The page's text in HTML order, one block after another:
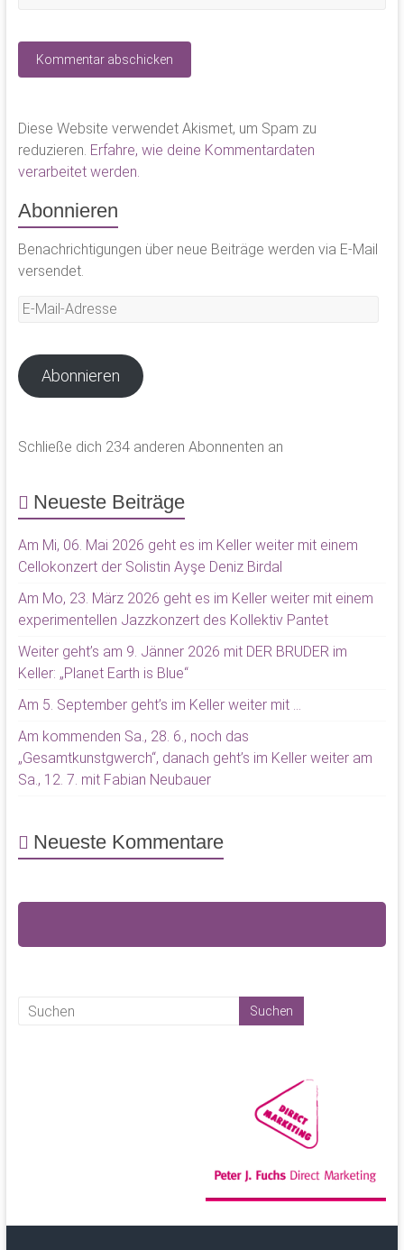
Diese Website verwendet Akismet, um Spam zu
reduzieren. Erfahre, wie deine Kommentardaten
verarbeitet werden.
Abonnieren
Benachrichtigungen über neue Beiträge werden via E-Mail
versendet.
E-
Abonnieren
Schließe dich 234 anderen Abonnenten an
Neueste Beiträge
Am Mi, 06. Mai 2026 geht es im Keller weiter mit einem
Cellokonzert der Solistin Ayşe Deniz Birdal
Am Mo, 23. März 2026 geht es im Keller weiter mit einem
experimentellen Jazzkonzert des Kollektiv Pantet
Weiter geht’s am 9. Jänner 2026 mit DER BRUDER im
Keller: „Planet Earth is Blue“
Am 5. September geht’s im Keller weiter mit …
Am kommenden Sa., 28. 6., noch das
„Gesamtkunstgwerch“, danach geht’s im Keller weiter am
Sa., 12. 7. mit Fabian Neubauer
Neueste Kommentare